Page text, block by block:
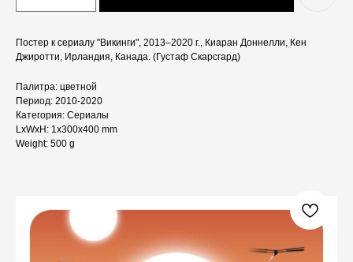
Постер к сериалу "Викинги", 2013–2020 г., Киаран Доннелли, Кен
Джиротти, Ирландия, Канада. (Густаф Скарсгард)
Палитра: цветной
Период: 2010-2020
Категория: Сериалы
LxWxH: 1x300x400 mm
Weight: 500 g